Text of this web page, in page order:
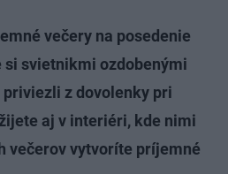
večery na posedenie
si svietnikmi ozdobenými
z dovolenky pri
aj v interiéri, kde nimi
večerov vytvoríte príjemné